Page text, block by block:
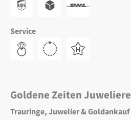
Service
Goldene Zeiten Juweliere
Trauringe, Juwelier & Goldankauf